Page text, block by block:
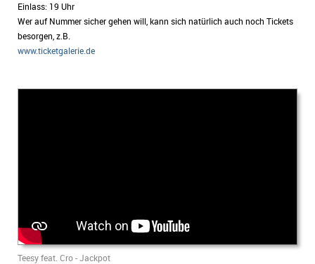
Einlass: 19 Uhr
Wer auf Nummer sicher gehen will, kann sich natürlich auch noch Tickets
besorgen, z.B.
www.ticketgalerie.de
Teesy feat. Cro - Jackpot